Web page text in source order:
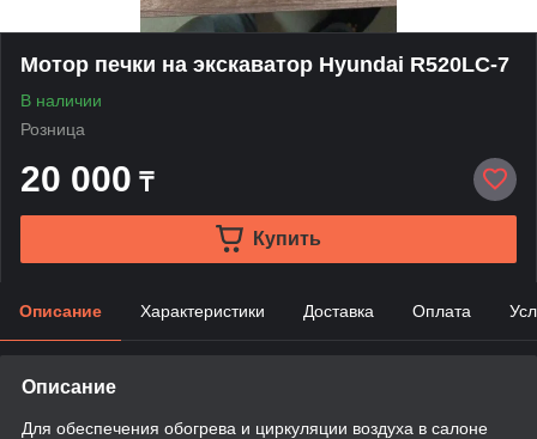
Мотор печки на экскаватор Hyundai R520LC-7
В наличии
Розница
20 000 ₸
Купить
Описание Характеристики Доставка Оплата
Описание
Для обеспечения обогрева и циркуляции воздуха в салоне